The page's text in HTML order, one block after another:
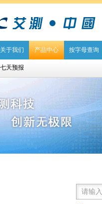
关于我们 产品中心 按字母查询